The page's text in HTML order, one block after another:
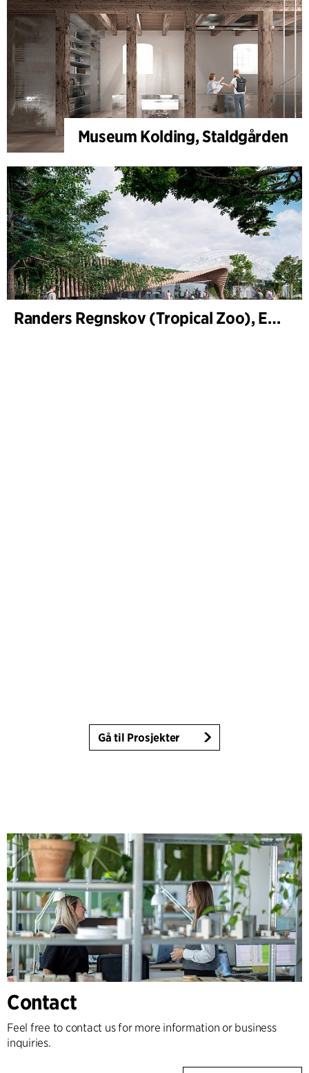
Museum Kolding, Staldgården
Randers Regnskov (Tropical Zoo), Expansion
Gå til Prosjekter
Contact
Feel free to contact us for more information or business
inquiries.